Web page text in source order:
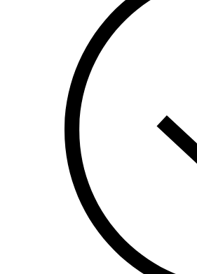
მსხვილი საწარმოო